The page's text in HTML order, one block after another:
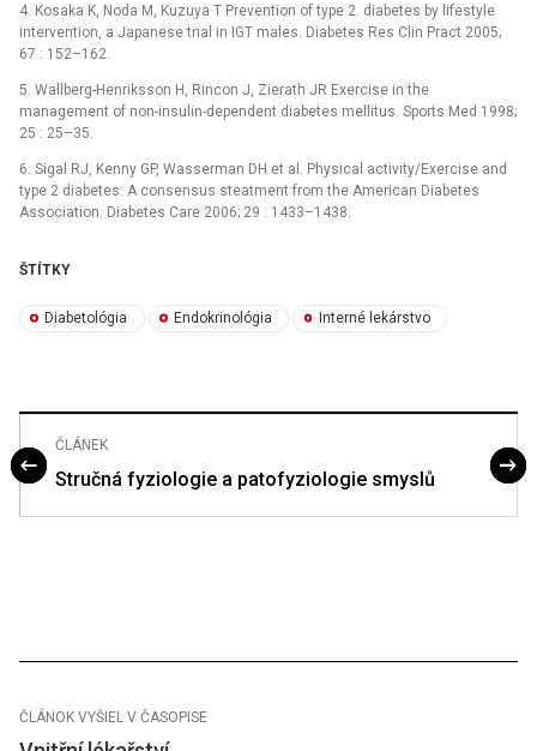
4. Kosaka K, Noda M, Kuzuya T Prevention of type 2. diabetes by lifestyle
intervention, a Japanese trial in IGT males. Diabetes Res Clin Pract 2005;
67 : 152–162.
5. Wallberg-Henriksson H, Rincon J, Zierath JR Exercise in the
management of non-insulin-dependent diabetes mellitus. Sports Med 1998;
25 : 25–35.
6. Sigal RJ, Kenny GP, Wasserman DH et al. Physical activity/Exercise and
type 2 diabetes: A consensus steatment from the American Diabetes
Association. Diabetes Care 2006; 29 : 1433–1438.
ŠTÍTKY
Diabetológia Endokrinológia Interné lekárstvo
ČLÁNEK
Stručná fyziologie a patofyziologie smyslů
ČLÁNOK VYŠIEL V ČASOPISE